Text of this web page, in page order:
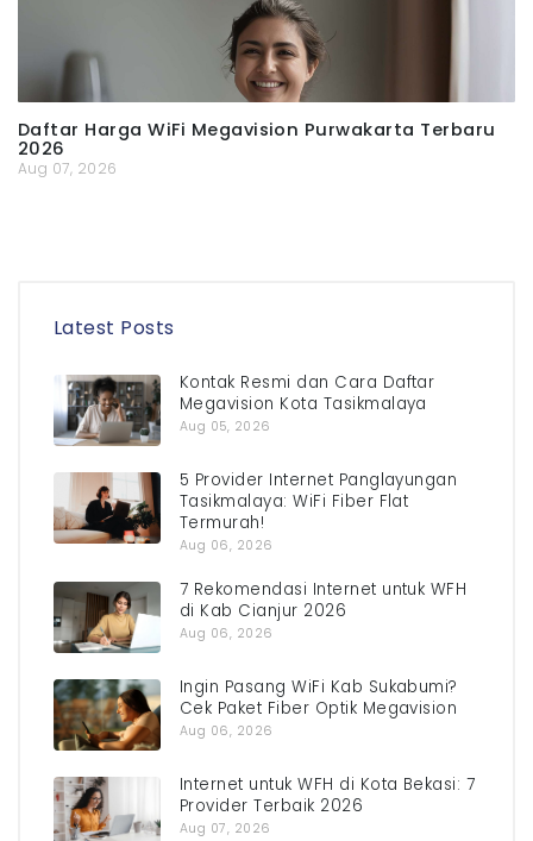
Daftar Harga WiFi Megavision Purwakarta Terbaru
2026
Aug 07, 2026
Latest Posts
Kontak Resmi dan Cara Daftar
Megavision Kota Tasikmalaya
Aug 05, 2026
5 Provider Internet Panglayungan
Tasikmalaya: WiFi Fiber Flat
Termurah!
Aug 06, 2026
7 Rekomendasi Internet untuk WFH
di Kab Cianjur 2026
Aug 06, 2026
Ingin Pasang WiFi Kab Sukabumi?
Cek Paket Fiber Optik Megavision
Aug 06, 2026
Internet untuk WFH di Kota Bekasi: 7
Provider Terbaik 2026
Aug 07, 2026